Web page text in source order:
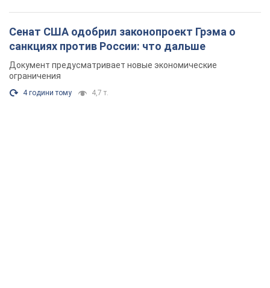
Сенат США одобрил законопроект Грэма о
санкциях против России: что дальше
Документ предусматривает новые экономические
ограничения
4 години тому 4,7 т.